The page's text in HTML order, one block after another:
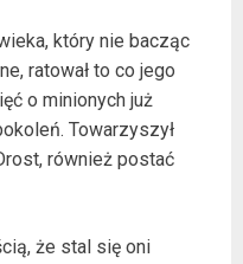
który nie bacząc
ratował to co jego
o minionych już
Towarzyszył
również postać
że stal się oni